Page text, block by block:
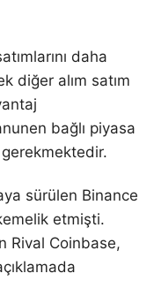
daha
diğer alım satım
bağlı piyasa
gerekmektedir.
sürülen Binance
etmişti.
Rival Coinbase,